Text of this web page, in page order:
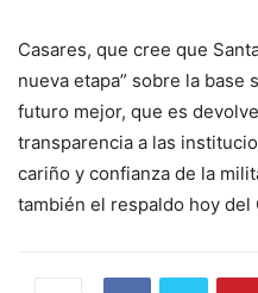
Casares, que cree que
nueva etapa” sobre la
futuro mejor, que es
transparencia a las
cariño y confianza de la
también el respaldo hoy del